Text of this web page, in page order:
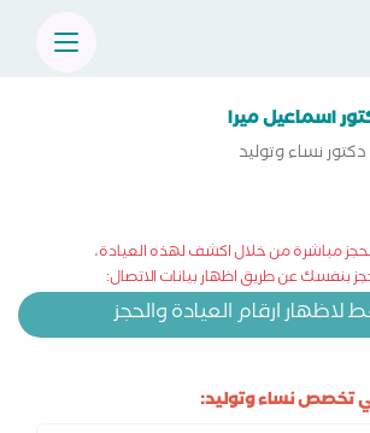
اسماعيل ميرا
دكتور نساء وتوليد
مباشرة من خلال اكشف لهذه العيادة،
بنفسك عن طريق اظهار بيانات الاتصال:
لاظهار ارقام العيادة والحجز
تخصص نساء وتوليد: